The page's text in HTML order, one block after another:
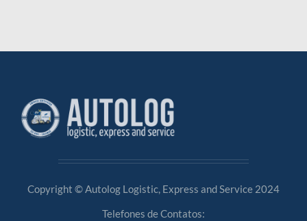
Copyright © Autolog Logistic, Express and Service 2024
Telefones de Contatos: